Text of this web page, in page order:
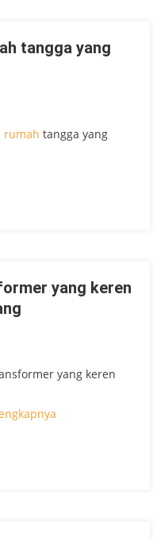
tangga yang
rumah tangga yang
yang keren
yang keren